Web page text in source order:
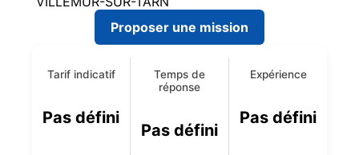
Proposer une mission
Tarif indicatif
Pas défini
Temps de
réponse
Pas défini
Expérience
Pas défini